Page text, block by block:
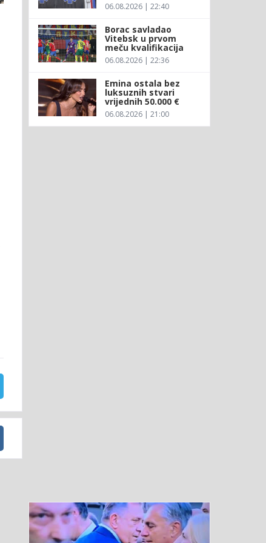
06.08.2026 | 22:40
Borac savladao
Vitebsk u prvom
meču kvalifikacija
06.08.2026 | 22:36
Emina ostala bez
luksuznih stvari
vrijednih 50.000 €
06.08.2026 | 21:00